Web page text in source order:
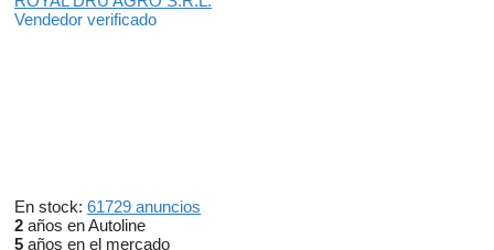
Vendedor verificado
En stock: 61729 anuncios
2 años en Autoline
5 años en el mercado